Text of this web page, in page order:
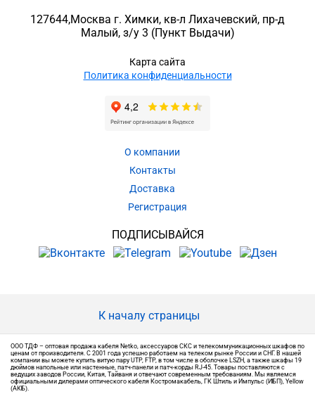
127644,Москва г. Химки, кв-л Лихачевский, пр-д
Малый, з/у 3 (Пункт Выдачи)
Карта сайта
Политика конфиденциальности
О компании
Контакты
Доставка
Регистрация
ПОДПИСЫВАЙСЯ
К началу страницы
ООО ТДФ – оптовая продажа кабеля Netko, аксессуаров СКС и телекоммуникационных шкафов по
ценам от производителя. С 2001 года успешно работаем на телеком рынке России и СНГ. В нашей
компании вы можете купить витую пару UTP, FTP, в том числе в оболочке LSZH, а также шкафы 19
дюймов напольные или настенные, патч-панели и патч-корды RJ-45. Товары поставляются с
ведущих заводов России, Китая, Тайваня и отвечают современным требованиям. Мы являемся
официальными дилерами оптического кабеля Костромакабель, ГК Штиль и Импульс (ИБП), Yellow
(АКБ).